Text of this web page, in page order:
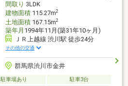
間取り 3LDK
建物面積115.27m2
土地面積167.15m2
築年月 1994年11月(築31年10ヶ月)
ＪＲ上越線 渋川駅 徒歩24分
その他の交通
群馬県渋川市金井
駐車場あり 駐車3台